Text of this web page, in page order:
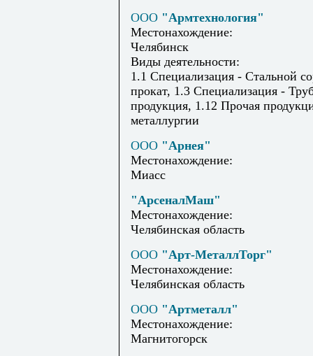
ООО "Армтехнология"
Местонахождение:
Челябинск
Виды деятельности:
1.1 Специализация - Стальной
прокат, 1.3 Специализация -
продукция, 1.12 Прочая
металлургии
ООО "Арнея"
Местонахождение:
Миасс
"АрсеналМаш"
Местонахождение:
Челябинская область
ООО "Арт-МеталлТорг"
Местонахождение:
Челябинская область
ООО "Артметалл"
Местонахождение:
Магнитогорск